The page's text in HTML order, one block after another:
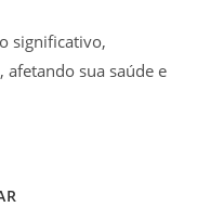
significativo,
afetando sua saúde e